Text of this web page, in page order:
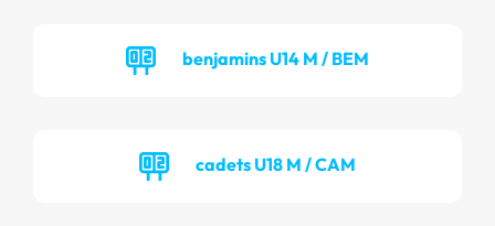
benjamins U14 M / BEM
cadets U18 M / CAM